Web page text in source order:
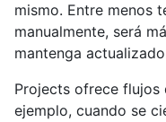
mismo. Entre menos
manualmente, será
mantenga
Projects ofrece flujos
ejemplo, cuando se